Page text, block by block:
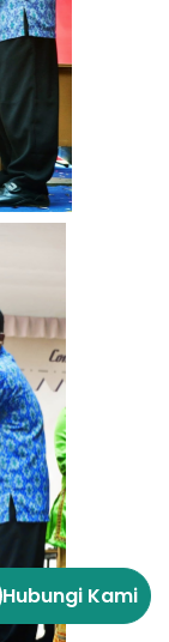
Hubungi Kami